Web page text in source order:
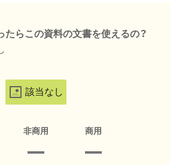
たらこの資料の文書を使えるの？
該当なし
非商用 商用